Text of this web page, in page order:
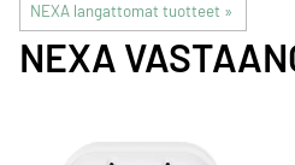
NEXA langattomat tuotteet ‪»
NEXA